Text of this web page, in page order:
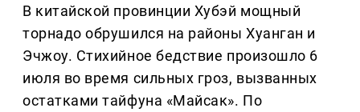
В китайской провинции Хубэй мощный
торнадо обрушился на районы Хуанган и
Эчжоу. Стихийное бедствие произошло 6
июля во время сильных гроз, вызванных
остатками тайфуна «Майсак». По